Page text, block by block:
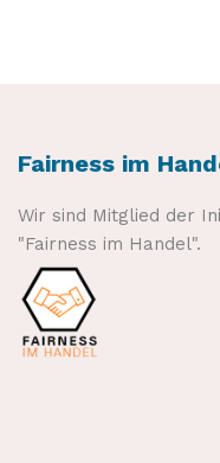
Fairness im
Wir sind Mitglied der
"Fairness im Handel".